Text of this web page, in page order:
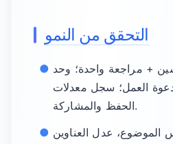
التحقق من النمو
درسين + مراجعة واحدة؛ وحد
العمل؛ سجل معدلات
الحفظ والمشاركة.
2: اعكس الموضوع، عدل العناوين